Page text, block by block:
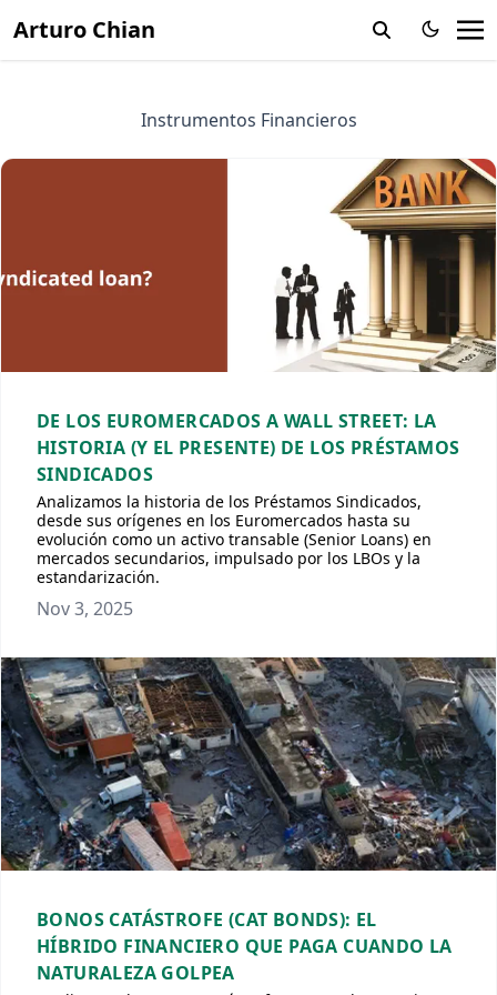
Arturo Chian
Instrumentos Financieros
DE LOS EUROMERCADOS A WALL STREET: LA
HISTORIA (Y EL PRESENTE) DE LOS PRÉSTAMOS
SINDICADOS
Analizamos la historia de los Préstamos Sindicados,
desde sus orígenes en los Euromercados hasta su
evolución como un activo transable (Senior Loans) en
mercados secundarios, impulsado por los LBOs y la
estandarización.
Nov 3, 2025
BONOS CATÁSTROFE (CAT BONDS): EL
HÍBRIDO FINANCIERO QUE PAGA CUANDO LA
NATURALEZA GOLPEA